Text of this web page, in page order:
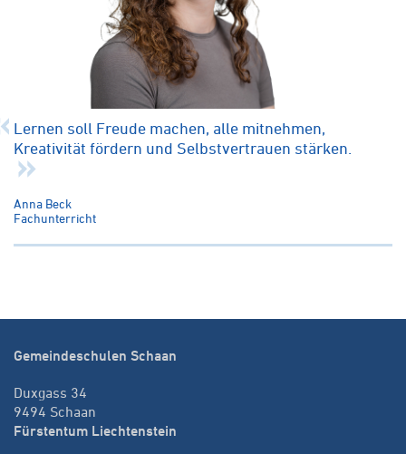
Lernen soll Freude machen, alle mitnehmen,
Kreativität fördern und Selbstvertrauen stärken.
Anna Beck
Fachunterricht
Gemeindeschulen Schaan
Duxgass 34
9494 Schaan
Fürstentum Liechtenstein